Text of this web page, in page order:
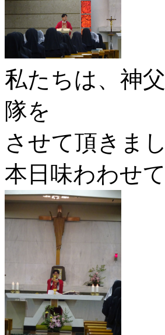
私たちは、神
隊を
させて頂きま
本日味わわせ